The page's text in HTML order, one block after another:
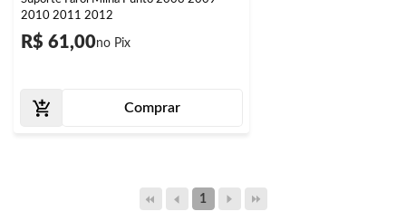
2010 2011 2012
R$ 61,00
Comprar
1